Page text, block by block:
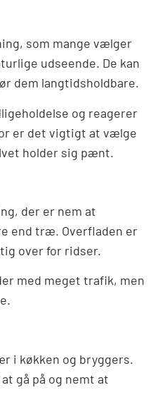
som mange vælger
udseende. De kan
dem langtidsholdbare.
og reagerer
er det vigtigt at vælge
holder sig pænt.
der er nem at
end træ. Overfladen er
over for ridser.
med meget trafik, men
i køkken og bryggers.
gå på og nemt at